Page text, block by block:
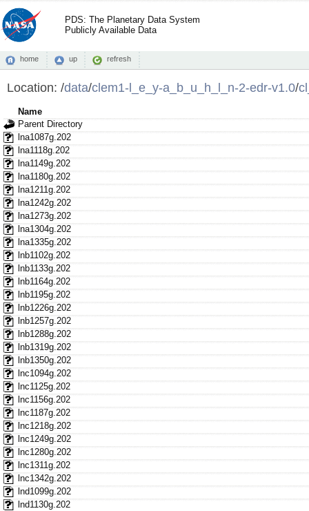
PDS: The Planetary Data System
Publicly Available Data
home up refresh
Location: /data/clem1-l_e_y-a_b_u_h_l_n-2-edr-v1.0/
Name
Parent Directory
lna1087g.202
lna1118g.202
lna1149g.202
lna1180g.202
lna1211g.202
lna1242g.202
lna1273g.202
lna1304g.202
lna1335g.202
lnb1102g.202
lnb1133g.202
lnb1164g.202
lnb1195g.202
lnb1226g.202
lnb1257g.202
lnb1288g.202
lnb1319g.202
lnb1350g.202
lnc1094g.202
lnc1125g.202
lnc1156g.202
lnc1187g.202
lnc1218g.202
lnc1249g.202
lnc1280g.202
lnc1311g.202
lnc1342g.202
lnd1099g.202
lnd1130g.202